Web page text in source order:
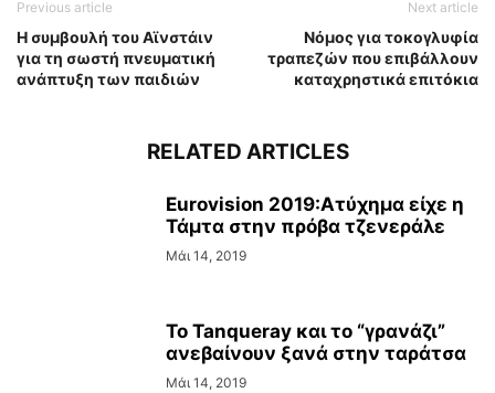
Previous article
Η συμβουλή του Αϊνστάιν
για τη σωστή πνευματική
ανάπτυξη των παιδιών
Next article
Nόμος για τοκογλυφία
τραπεζών που επιβάλλουν
καταχρηστικά επιτόκια
RELATED ARTICLES
Eurovision 2019:Ατύχημα είχε η
Τάμτα στην πρόβα τζενεράλε
Μάι 14, 2019
Το Tanqueray και το “γρανάζι”
ανεβαίνουν ξανά στην ταράτσα
Μάι 14, 2019